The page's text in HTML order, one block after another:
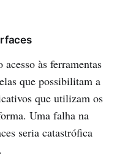
às ferramentas
que possibilitam a
que utilizam os
Uma falha na
seria catastrófica